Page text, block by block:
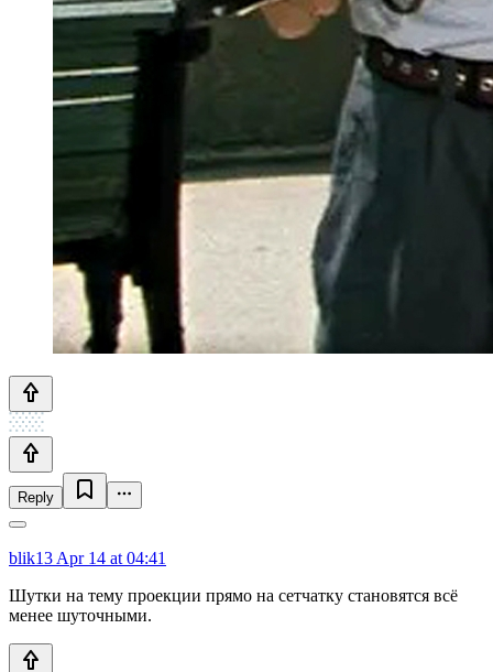
Reply
blik13 Apr 14 at 04:41
Шутки на тему проекции прямо на сетчатку становятся всё
менее шуточными.